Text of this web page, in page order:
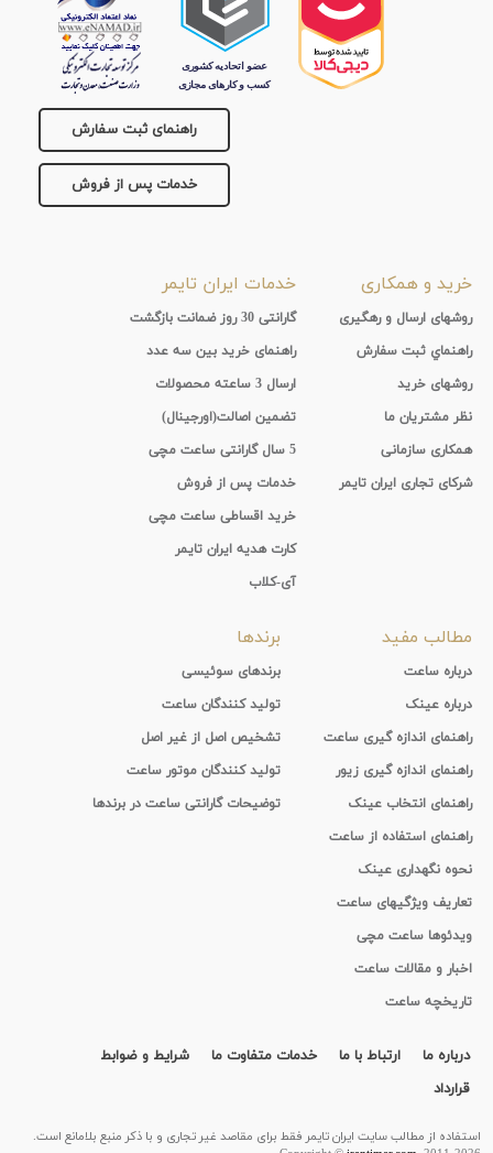
راهنمای ثبت سفارش
خدمات پس از فروش
خرید و همکاری
روشهای ارسال و رهگیری
راهنماي ثبت سفارش
روشهای خرید
نظر مشتریان ما
همکاری سازمانی
شرکای تجاری ایران تایمر
خدمات ایران تایمر
گارانتی 30 روز ضمانت بازگشت
راهنمای خرید بین سه عدد
ارسال 3 ساعته محصولات
تضمین اصالت(اورجینال)
5 سال گارانتی ساعت مچی
خدمات پس از فروش
خرید اقساطی ساعت مچی
کارت هدیه ایران تایمر
آی-کلاب
مطالب مفید
درباره ساعت
درباره عینک
راهنمای اندازه گیری ساعت
راهنمای اندازه گیری زیور
راهنمای انتخاب عینک
راهنمای استفاده از ساعت
نحوه نگهداری عینک
تعاریف ویژگیهای ساعت
ویدئوها ساعت مچی
اخبار و مقالات ساعت
تاریخچه ساعت
برندها
برندهای سوئیسی
تولید کنندگان ساعت
تشخیص اصل از غیر اصل
تولید کنندگان موتور ساعت
توضیحات گارانتی ساعت در برندها
درباره ما ارتباط با ما خدمات متفاوت ما
شرایط و ضوابط
قرارداد
استفاده از مطالب سايت ایران تایمر فقط برای مقاصد غیر تجاری و با ذکر منبع بلامانع است.